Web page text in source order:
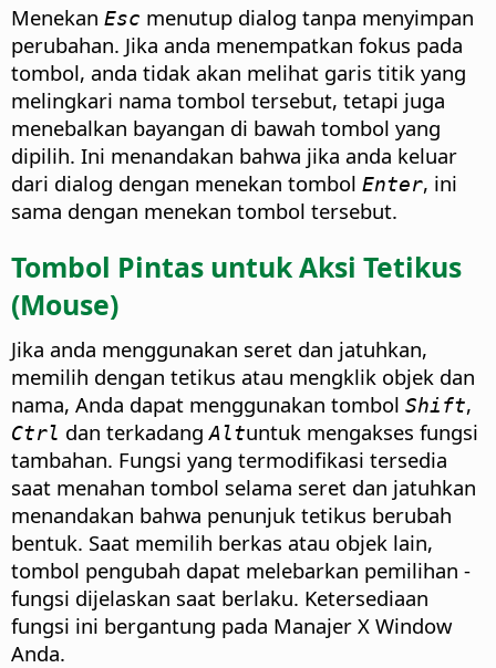
Menekan Esc menutup dialog tanpa menyimpan
perubahan. Jika anda menempatkan fokus pada
tombol, anda tidak akan melihat garis titik yang
melingkari nama tombol tersebut, tetapi juga
menebalkan bayangan di bawah tombol yang
dipilih. Ini menandakan bahwa jika anda keluar
dari dialog dengan menekan tombol Enter, ini
sama dengan menekan tombol tersebut.
Tombol Pintas untuk Aksi Tetikus
(Mouse)
Jika anda menggunakan seret dan jatuhkan,
memilih dengan tetikus atau mengklik objek dan
nama, Anda dapat menggunakan tombol Shift,
Ctrl dan terkadangAltuntuk mengakses fungsi
tambahan. Fungsi yang termodifikasi tersedia
saat menahan tombol selama seret dan jatuhkan
menandakan bahwa penunjuk tetikus berubah
bentuk. Saat memilih berkas atau objek lain,
tombol pengubah dapat melebarkan pemilihan -
fungsi dijelaskan saat berlaku. Ketersediaan
fungsi ini bergantung pada Manajer X Window
Anda.